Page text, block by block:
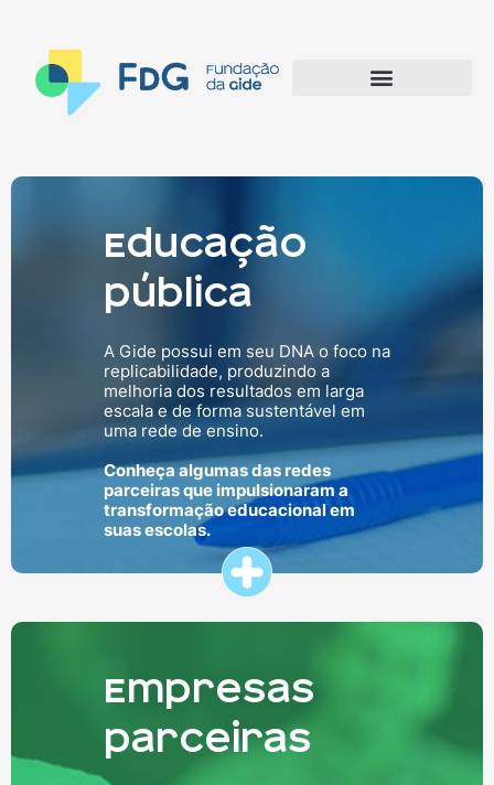
Educação
pública
A Gide possui em seu DNA o foco na
replicabilidade, produzindo a
melhoria dos resultados em larga
escala e de forma sustentável em
uma rede de ensino.
Conheça algumas das redes
parceiras que impulsionaram a
transformação educacional em
suas escolas.
Empresas
parceiras